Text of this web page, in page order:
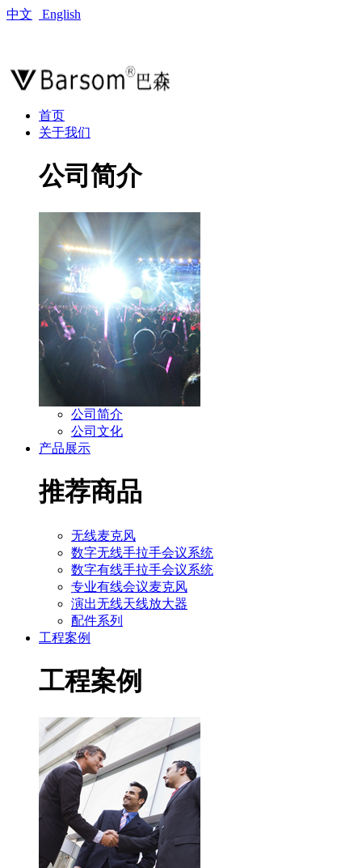
中文 English
首页
关于我们
公司简介
公司简介
公司文化
产品展示
推荐商品
无线麦克风
数字无线手拉手会议系统
数字有线手拉手会议系统
专业有线会议麦克风
演出无线天线放大器
配件系列
工程案例
工程案例